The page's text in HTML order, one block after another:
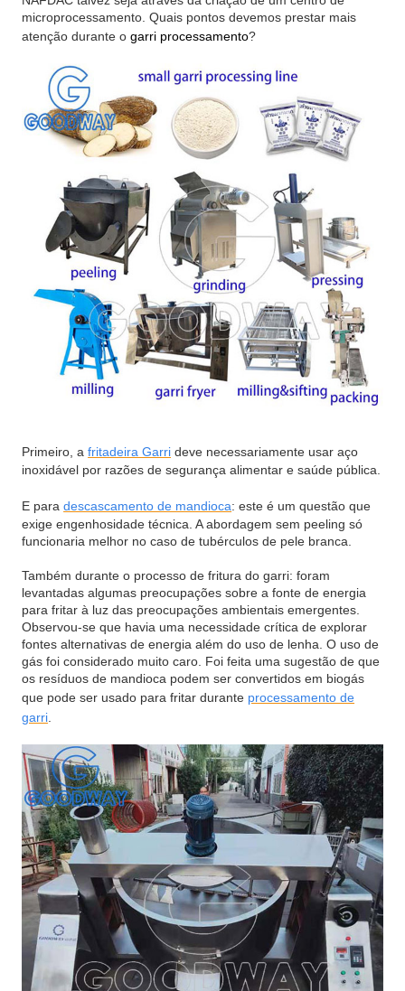
microprocessamento. Quais pontos devemos prestar mais
atenção durante ogarri processamento?
Primeiro, afritadeira Garri deve necessariamente usar aço
inoxidável por razões de segurança alimentar e saúde pública.
E paradescascamento de mandioca: este é um questão que
exige engenhosidade técnica. A abordagem sem peeling só
funcionaria melhor no caso de tubérculos de pele branca.
Também durante o processo de fritura do garri: foram
levantadas algumas preocupações sobre a fonte de energia
para fritar à luz das preocupações ambientais emergentes.
Observou-se que havia uma necessidade crítica de explorar
fontes alternativas de energia além do uso de lenha. O uso de
gás foi considerado muito caro. Foi feita uma sugestão de que
os resíduos de mandioca podem ser convertidos em biogás
que pode ser usado para fritar durante processamento de
garri